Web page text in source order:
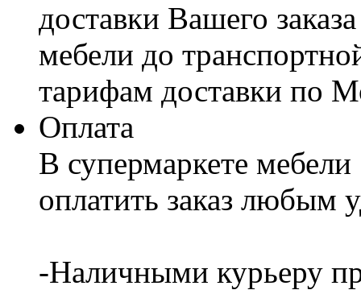
доставки Вашего
мебели до
тарифам доставки по
Оплата
В супермаркете
оплатить заказ любым
-Наличными курьеру